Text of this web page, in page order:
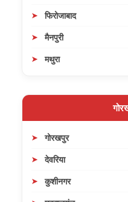
फिरोजाबाद
मैनपुरी
मथुरा
गोरखपुर
देवरिया
कुशीनगर